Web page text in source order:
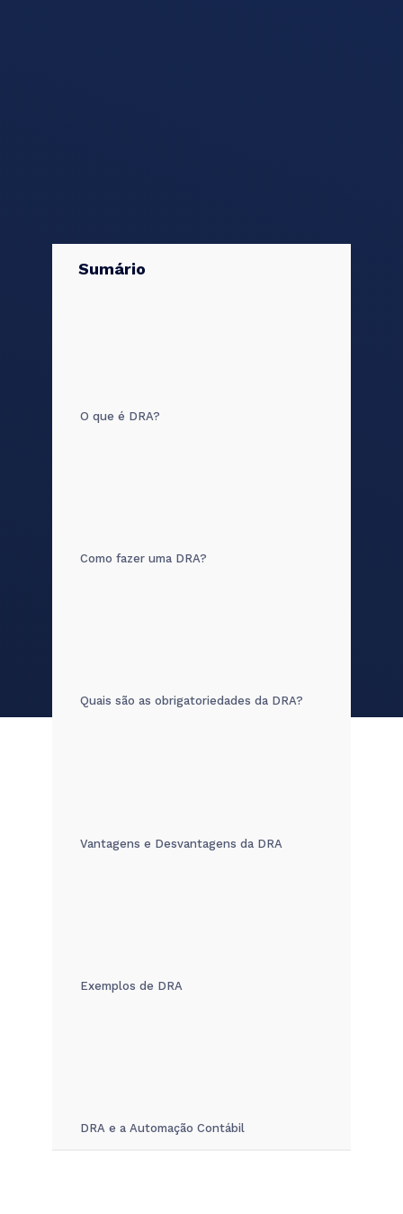
Sumário
O que é DRA?
Como fazer uma DRA?
Quais são as obrigatoriedades da DRA?
Vantagens e Desvantagens da DRA
Exemplos de DRA
DRA e a Automação Contábil